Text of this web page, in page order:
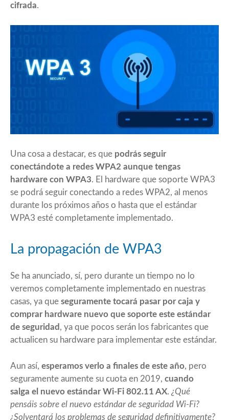
cifrada.
Una cosa a destacar, es que podrás seguir
conectándote a redes WPA2 aunque tengas
hardware con WPA3. El hardware que soporte WPA3
se podrá seguir conectando a redes WPA2, al menos
durante los próximos años o hasta que el estándar
WPA3 esté completamente implementado.
La propagación de WPA3
Se ha anunciado, sí, pero durante un tiempo no lo
veremos completamente implementado en nuestras
casas, ya que seguramente tocará pasar por caja y
comprar hardware nuevo que soporte este estándar
de seguridad , ya que pocos serán los fabricantes que
actualicen su hardware para implementar este estándar.
Aun así, esperamos verlo a finales de este año, pero
seguramente aumente su cuota en 2019, cuando
salga el nuevo estándar Wi-Fi 802.11 AX. ¿Qué
pensáis sobre el nuevo estándar de seguridad Wi-Fi?
¿Solventará los problemas de seguridad definitivamente?